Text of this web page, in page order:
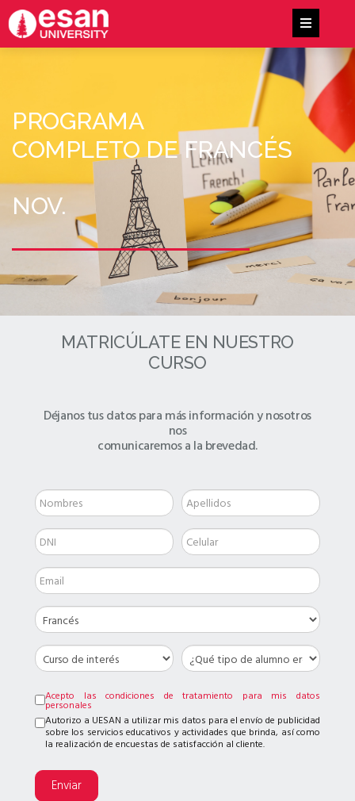
PROGRAMA
COMPLETO DE FRANCÉS
NOV.
MATRICÚLATE EN NUESTRO
CURSO
Déjanos tus datos para más información y nosotros
nos
comunicaremos a la brevedad.
Acepto las condiciones de tratamiento para mis datos
personales
Autorizo a UESAN a utilizar mis datos para el envío de publicidad
sobre los servicios educativos y actividades que brinda, así como
la realización de encuestas de satisfacción al cliente.
Enviar